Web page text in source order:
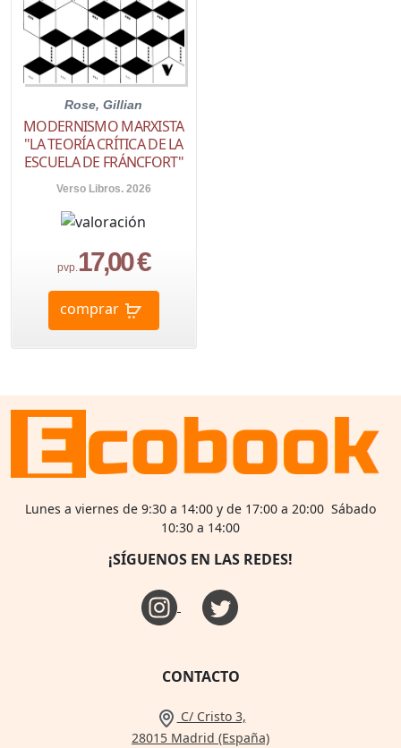
Rose, Gillian
MODERNISMO MARXISTA
"LA TEORÍA CRÍTICA DE LA
ESCUELA DE FRÁNCFORT"
Verso Libros. 2026
pvp.17,00 €
comprar
Lunes a viernes de 9:30 a 14:00 y de 17:00 a 20:00 Sábado
10:30 a 14:00
¡SÍGUENOS EN LAS REDES!
CONTACTO
C/ Cristo 3,
28015 Madrid (España)